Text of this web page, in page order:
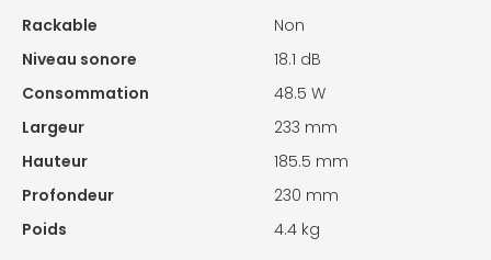
Rackable
Non
Niveau sonore
18.1 dB
Consommation
48.5 W
Largeur
233 mm
Hauteur
185.5 mm
Profondeur
230 mm
Poids
4.4 kg